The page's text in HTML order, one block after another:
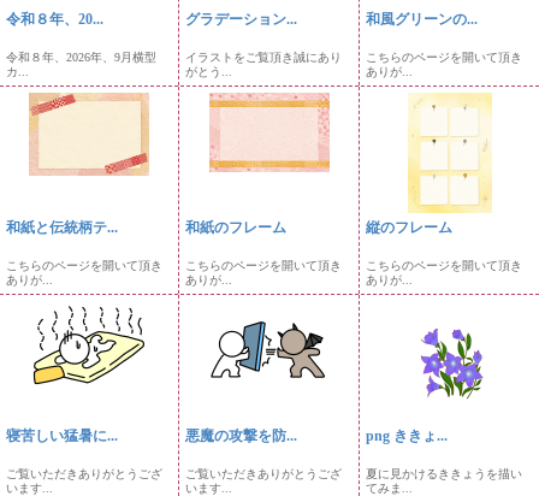
令和８年、20...
令和８年、2026年、9月横型
カ...
グラデーション...
イラストをご覧頂き誠にあり
がとう...
和風グリーンの...
こちらのページを開いて頂き
ありが...
和紙と伝統柄テ...
こちらのページを開いて頂き
ありが...
和紙のフレーム
こちらのページを開いて頂き
ありが...
縦のフレーム
こちらのページを開いて頂き
ありが...
寝苦しい猛暑に...
ご覧いただきありがとうござ
います...
悪魔の攻撃を防...
ご覧いただきありがとうござ
います...
png ききょ...
夏に見かけるききょうを描い
てみま...